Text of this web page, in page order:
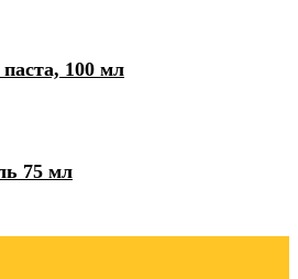
100 мл
75 мл